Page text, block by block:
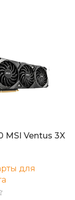
MSI Ventus 3X
для